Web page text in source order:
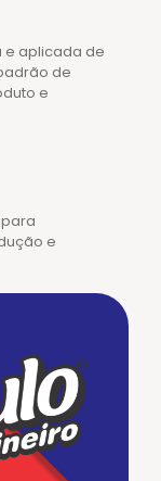
e aplicada de
de
e
e